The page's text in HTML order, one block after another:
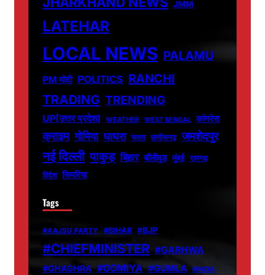
JMM
LATEHAR
LOCAL NEWS PALAMU
PM मोदी POLITICS RANCHI
TRADING TRENDING
UP[उत्तर प्रदेश] WEATHER WEST BENGAL कांग्रेस
क्राइम गोमिया घाघरा चतरा छत्तीसगढ़ जमशेदपुर
नई दिल्ली पाकुड़ बिहार बॉलीवुड मुंबई रामगढ़
विदेश सिमरिया
Tags
#AAJSU PARTY #BIHAR #BJP
#CHIEFMINISTER #GARHWA
#GHAGHRA #GOMIYA #GUMLA #INDIA